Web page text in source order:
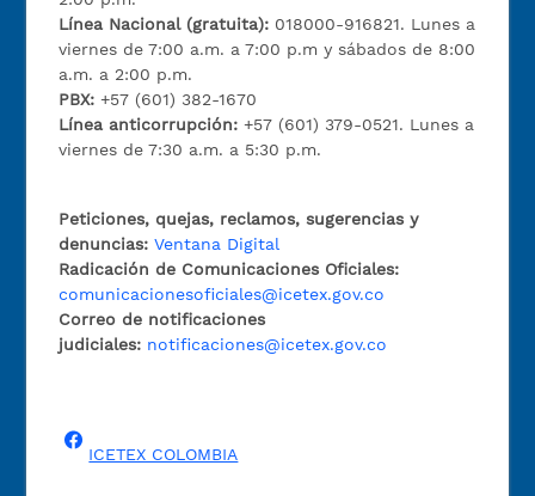
Línea Nacional (gratuita): 018000-916821. Lunes a
viernes de 7:00 a.m. a 7:00 p.m y sábados de 8:00
a.m. a 2:00 p.m.
PBX:+57 (601) 382-1670
Línea anticorrupción:+57 (601) 379-0521. Lunes a
viernes de 7:30 a.m. a 5:30 p.m.
Peticiones, quejas, reclamos, sugerencias y
denuncias: Ventana Digital
Radicación de Comunicaciones Oficiales:
comunicacionesoficiales@icetex.gov.co
Correo de notificaciones
judiciales: notificaciones@icetex.gov.co
ICETEX COLOMBIA